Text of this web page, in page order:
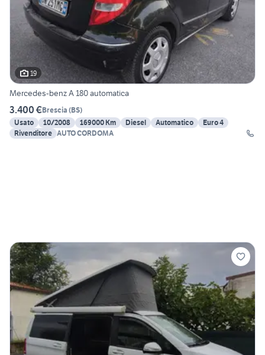
19
Mercedes-benz A 180 automatica
3.400 €Brescia (BS)
Usato
10/2008 169000 Km Diesel Automatico
Euro 4
Rivenditore AUTO CORDOMA